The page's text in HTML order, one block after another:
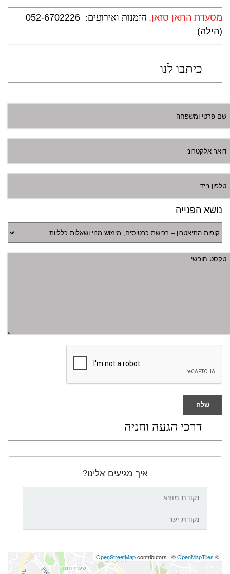
מסעדת החאן סזאן, הזמנות ואירועים: 052-6702226
(הילה)
כיתבו לנו
נושא הפנייה
דרכי הגעה וחניה